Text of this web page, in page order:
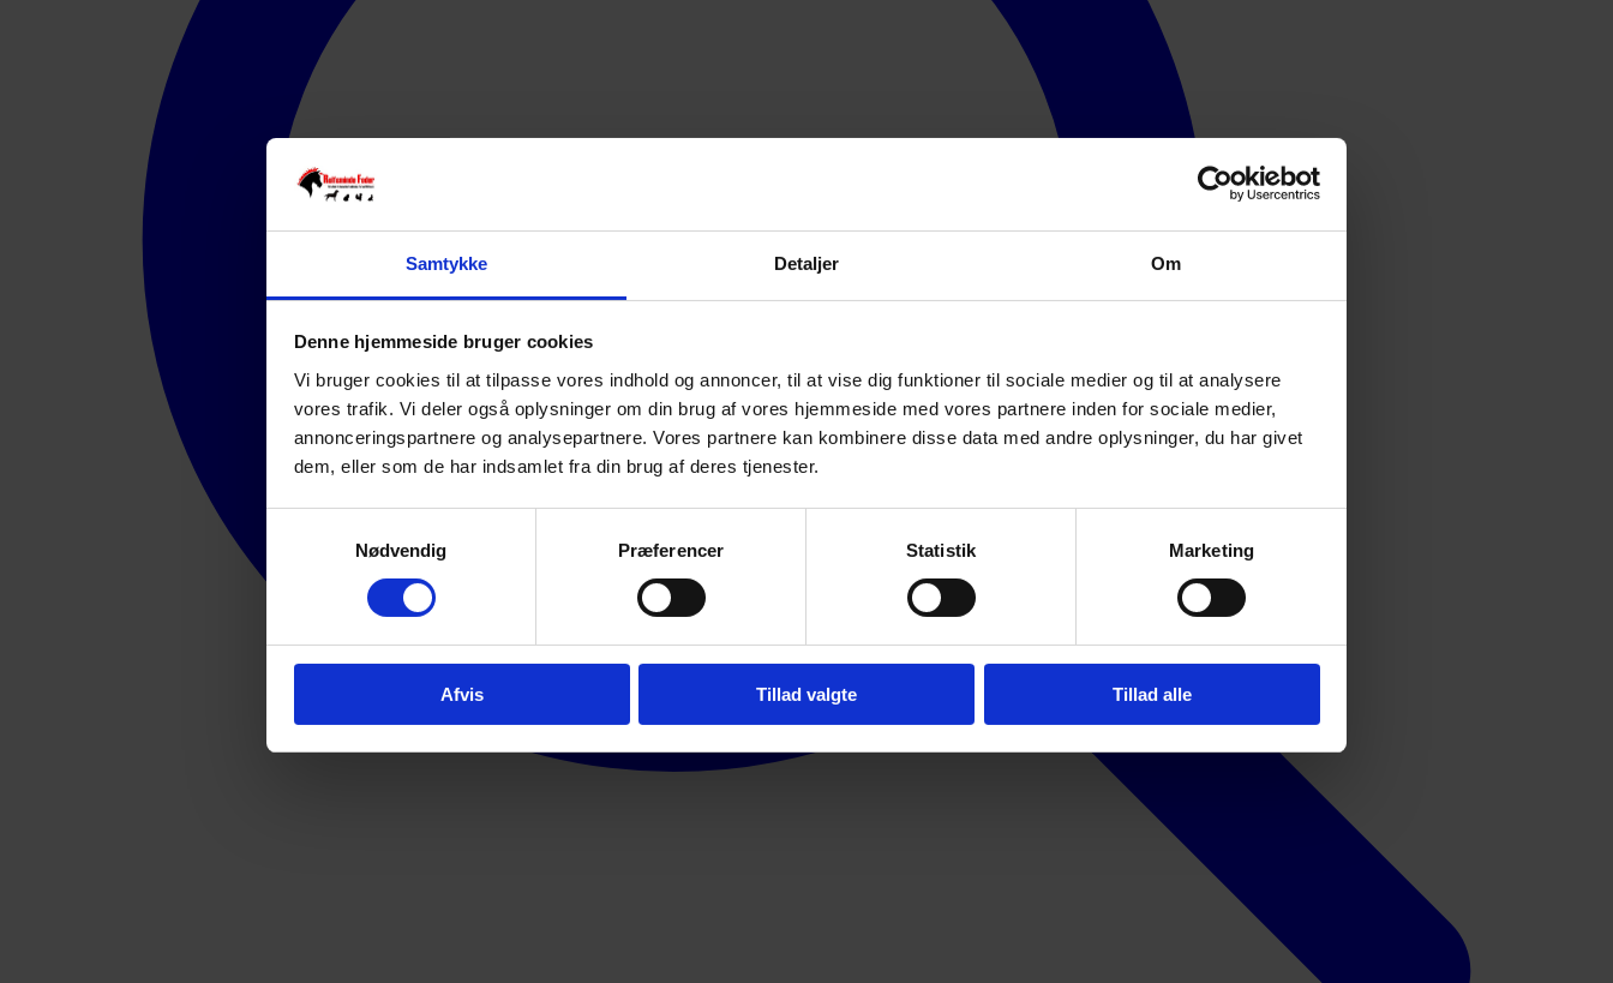
Samtykke Detaljer Om
Denne hjemmeside bruger cookies
Vi bruger cookies til at tilpasse vores indhold og annoncer, til at vise dig funktioner til sociale medier og til at analysere
vores trafik. Vi deler også oplysninger om din brug af vores hjemmeside med vores partnere inden for sociale medier,
annonceringspartnere og analysepartnere. Vores partnere kan kombinere disse data med andre oplysninger, du har givet
dem, eller som de har indsamlet fra din brug af deres tjenester.
Nødvendig
Præferencer Statistik Marketing
Afvis Tillad valgte Tillad alle